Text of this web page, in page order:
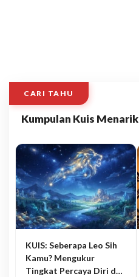
CARI TAHU
Kumpulan Kuis Menarik
KUIS: Seberapa Leo Sih
Kamu? Mengukur
Tingkat Percaya Diri dan